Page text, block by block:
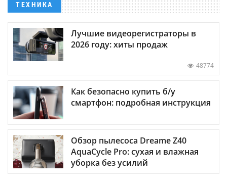
ТЕХНИКА
Лучшие видеорегистраторы в
2026 году: хиты продаж
48774
Как безопасно купить б/у
смартфон: подробная инструкция
Обзор пылесоса Dreame Z40
AquaCycle Pro: сухая и влажная
уборка без усилий